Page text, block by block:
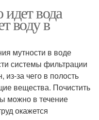
вода
воду в
мутности в воде
системы фильтрации
за чего в полость
вещества. Почистить
можно в течение
окажется